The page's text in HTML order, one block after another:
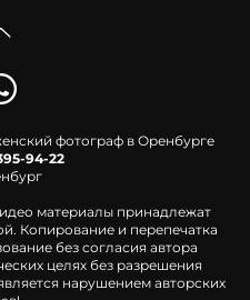
фотограф в Оренбурге
94-22
материалы принадлежат
Копирование и перепечатка
без согласия автора
целях без разрешения
нарушением авторских